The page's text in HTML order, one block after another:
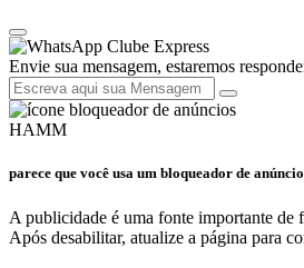
Clube Express
Envie sua mensagem, estaremos
HAMM
parece que você usa um bloqueador de
A publicidade é uma fonte importante de
Após desabilitar, atualize a página para